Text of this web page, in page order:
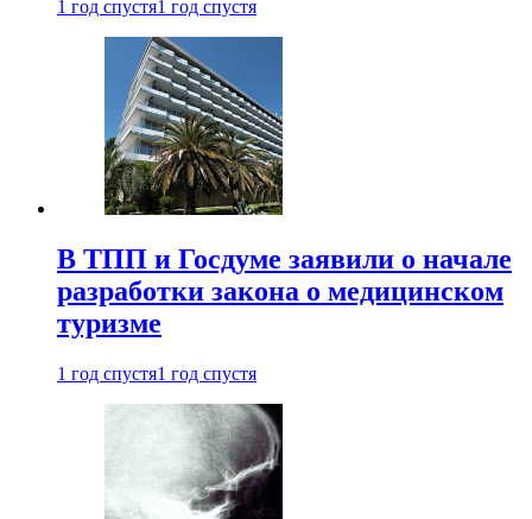
1 год спустя1 год спустя
В ТПП и Госдуме заявили о начале
разработки закона о медицинском
туризме
1 год спустя1 год спустя